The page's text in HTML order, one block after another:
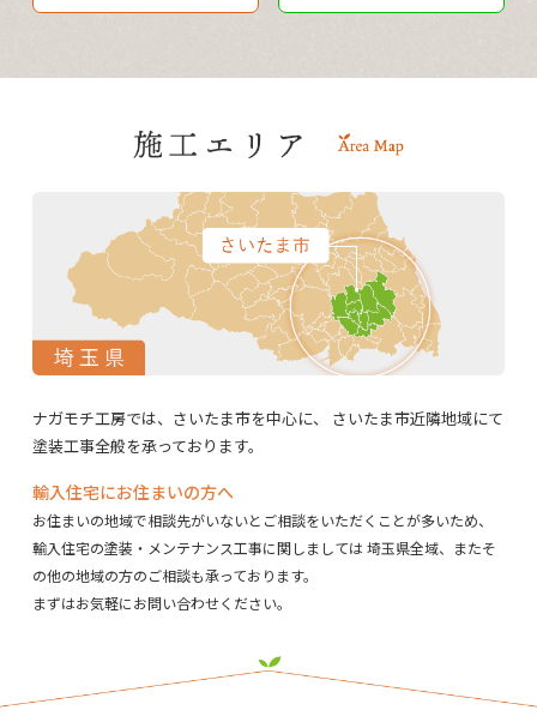
ナガモチ工房では、さいたま市を中心に、
さいたま市近隣地域にて
塗装工事全般を承っております。
輸入住宅にお住まいの方へ
お住まいの地域で相談先がいないとご相談をいただくことが多いため、
輸入住宅の塗装・メンテナンス工事に関しましては埼玉県全域、またそ
の他の地域の方のご相談も承っております。
まずはお気軽にお問い合わせください。